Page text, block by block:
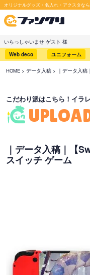
オリジナルグッズ・名入れ・アクスタな
いらっしゃいませ ゲスト 様
Web deco
ユニフォーム
HOME データ入稿 ｜データ入
こだわり派はこちら！イラ
｜データ入稿｜【
スイッチ ゲーム